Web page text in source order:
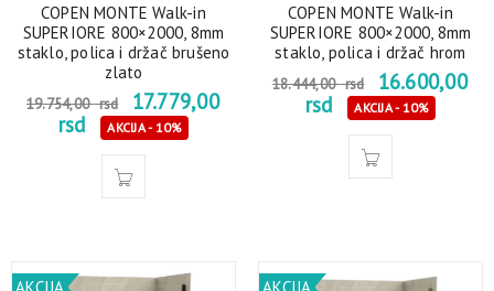
COPEN MONTE Walk-in
SUPERIORE 800×2000, 8mm
staklo, polica i držač brušeno
zlato
19.754,00rsd
17.779,00
rsd
AKCIJA - 10%
COPEN MONTE Walk-in
SUPERIORE 800×2000, 8mm
staklo, polica i držač hrom
18.444,00rsd
16.600,00
rsd
AKCIJA - 10%